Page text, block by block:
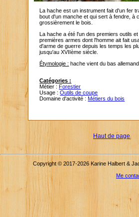
La hache est un instrument fait d'un fer
bout d'un manche et qui sert à fendre, à
grossièrement le bois.
La hache a été l'un des premiers outils et
premières armes dont l'homme ait fait
d'arme de guerre depuis les temps les
jusqu'au XVIIème siècle.
Étymologie : hache vient du bas
Catégories :
Métier : Forestier
Usage :Outils de coupe
Domaine d'activité : Métiers du bois
Haut de page
Copyright © 2017-2026 Karine Halbert &
Me